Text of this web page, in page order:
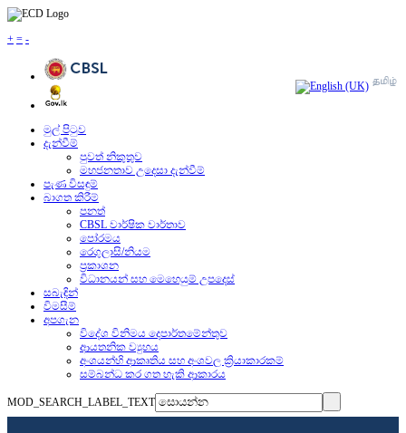
+ = -
මුල් පිටුව
දැන්වීම්
පුවත් නිකුතුව
මහජනතාව උදෙසා දැන්වීම්
පැණ විසඳුම්
බාගත කිරීම්
පනත්
CBSL වාර්ෂික වාර්තාව
පෝරමය
රෙගුලාසි/නියම
ප්‍රකාශන
විධානයන් සහ මෙහෙයුම් උපදෙස්
සබැඳින්
විමසීම්
අපගැන
විදේශ විනිමය දෙපාර්තමේන්තුව
ආයතනික ව්‍යුහය
අංශයන්හි ආකෘතිය සහ අංශවල ක්‍රියාකාරකම්
සම්බන්ධ කර ගත හැකි ආකාරය
MOD_SEARCH_LABEL_TEXT